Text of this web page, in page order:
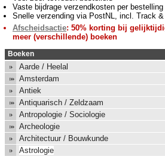
Vaste bijdrage verzendkosten per
Snelle verzending via PostNL, incl. Track
Afscheidsactie: 50% korting bij
meer (verschillende) boeken
Boeken
Aarde / Heelal
Amsterdam
Antiek
Antiquarisch / Zeldzaam
Antropologie / Sociologie
Archeologie
Architectuur / Bouwkunde
Astrologie